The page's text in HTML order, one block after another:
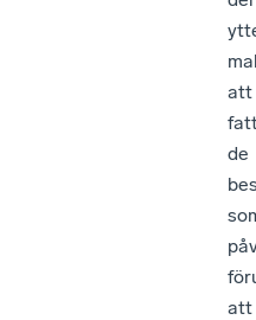
att
de
att